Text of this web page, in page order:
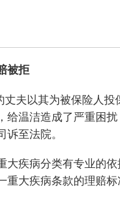
被拒
夫以其为被保险人
给温洁造成了严重困
至法院。
大疾病分类有专业的
重大疾病条款的理赔